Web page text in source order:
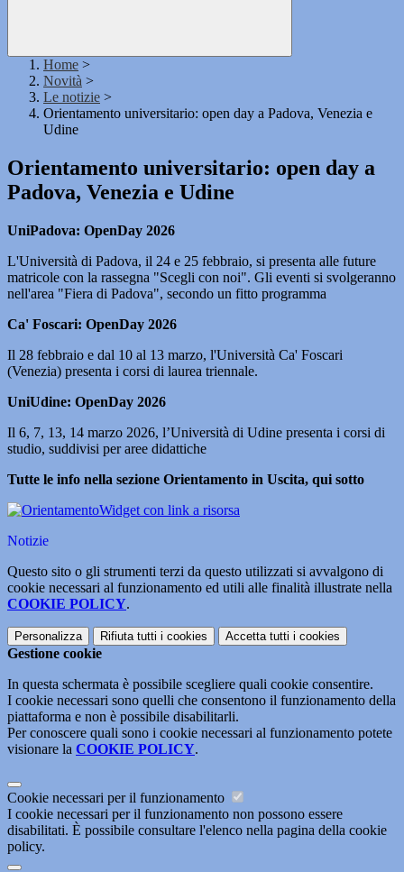
Home >
Novità >
Le notizie >
Orientamento universitario: open day a Padova, Venezia e
Udine
Orientamento universitario: open day a
Padova, Venezia e Udine
UniPadova: OpenDay 2026
L'Università di Padova, il 24 e 25 febbraio, si presenta alle future
matricole con la rassegna "Scegli con noi". Gli eventi si svolgeranno
nell'area "Fiera di Padova", secondo un fitto programma
Ca' Foscari: OpenDay 2026
Il 28 febbraio e dal 10 al 13 marzo, l'Università Ca' Foscari
(Venezia) presenta i corsi di laurea triennale.
UniUdine: OpenDay 2026
Il 6, 7, 13, 14 marzo 2026, l’Università di Udine presenta i corsi di
studio, suddivisi per aree didattiche
Tutte le info nella sezione Orientamento in Uscita, qui sotto
Widget con link a risorsa
Notizie
Questo sito o gli strumenti terzi da questo utilizzati si avvalgono di
cookie necessari al funzionamento ed utili alle finalità illustrate nella
COOKIE POLICY.
Personalizza Rifiuta tutti i cookies Accetta tutti i cookies
Gestione cookie
In questa schermata è possibile scegliere quali cookie consentire.
I cookie necessari sono quelli che consentono il funzionamento della
piattaforma e non è possibile disabilitarli.
Per conoscere quali sono i cookie necessari al funzionamento potete
visionare la COOKIE POLICY.
Cookie necessari per il funzionamento
I cookie necessari per il funzionamento non possono essere
disabilitati. È possibile consultare l'elenco nella pagina della cookie
policy.